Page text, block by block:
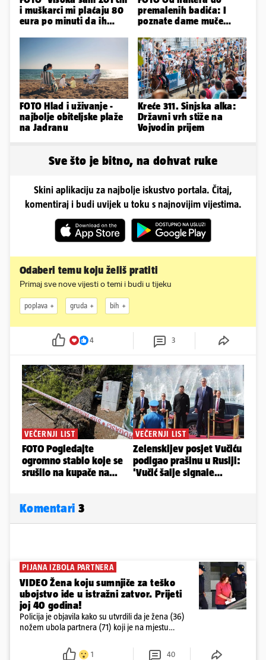
i muškarci mi plaćaju 80
eura po minuti da ih
premalenih badića: I
poznate dame muče
pozirale
FOTO Hlad i uživanje -
najbolje obiteljske plaže
na Jadranu
Kreće 311. Sinjska alka:
Državni vrh stiže na
Vojvodin prijem
Sve što je bitno, na dohvat ruke
Skini aplikaciju za najbolje iskustvo portala. Čitaj,
komentiraj i budi uvijek u toku s najnovijim vijestima.
Odaberi temu koju želiš pratiti
Primaj sve nove vijesti o temi i budi u tijeku
poplava gruda bih
4 3
Komentari 3
PIJANA IZBOLA PARTNERA
VIDEO Žena koju sumnjiče za teško
ubojstvo ide u istražni zatvor. Prijeti
joj 40 godina!
Policija je objavila kako su utvrdili da je žena (36)
nožem ubola partnera (71) koji je na mjestu
ispitali i poslali u istražni zatvor
1 40